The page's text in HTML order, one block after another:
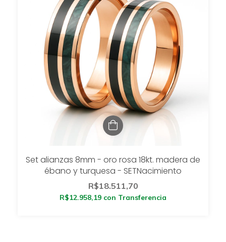
Set alianzas 8mm - oro rosa 18kt. madera de
ébano y turquesa - SETNacimiento
R$18.511,70
R$12.958,19 con Transferencia